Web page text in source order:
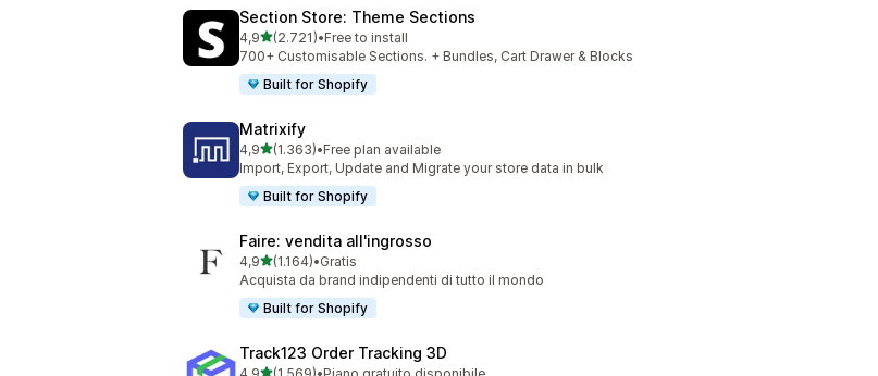
Section Store: Theme Sections
4,9stelle su 5
(2.721)
2721 recensioni totali
•Free to install
700+ Customisable Sections. + Bundles, Cart Drawer & Blocks
Built for Shopify
Matrixify
4,9stelle su 5
(1.363)
1363 recensioni totali
•Free plan available
Import, Export, Update and Migrate your store data in bulk
Built for Shopify
Faire: vendita all'ingrosso
4,9stelle su 5
(1.164)
1164 recensioni totali
•Gratis
Acquista da brand indipendenti di tutto il mondo
Built for Shopify
Track123 Order Tracking 3D
stelle su 5